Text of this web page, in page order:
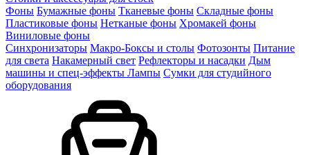
Фоны Бумажные фоны Тканевые фоны Складные фоны
Пластиковые фоны Нетканые фоны Хромакей фоны
Виниловые фоны
Синхронизаторы Макро-Боксы и столы Фотозонты Питание
для света Накамерный свет Рефлекторы и насадки Дым
машины и спец-эффекты Лампы Сумки для студийного
оборудования